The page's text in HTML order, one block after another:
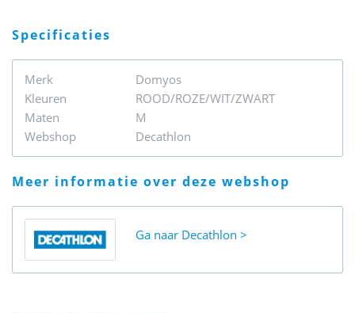
specificaties
Merk
Domyos
Kleuren
ROOD/ROZE/WIT/ZWART
Maten
M
Webshop
Decathlon
meer informatie over deze webshop
Ga naar Decathlon